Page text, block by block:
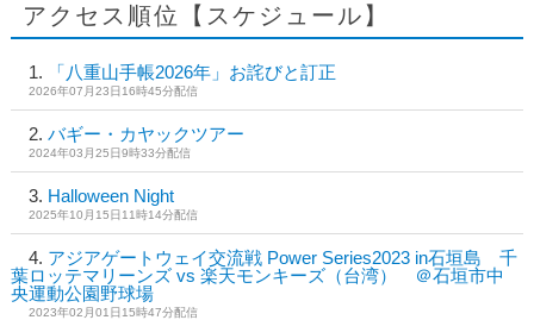
アクセス順位【スケジュール】
「八重山手帳2026年」お詫びと訂正
2026年07月23日16時45分配信
バギー・カヤックツアー
2024年03月25日9時33分配信
Halloween Night
2025年10月15日11時14分配信
アジアゲートウェイ交流戦 Power Series2023 in石垣島 千
葉ロッテマリーンズ vs 楽天モンキーズ（台湾） ＠石垣市中
央運動公園野球場
2023年02月01日15時47分配信